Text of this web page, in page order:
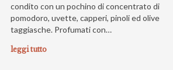
condito con un pochino di concentrato di
pomodoro, uvette, capperi, pinoli ed olive
taggiasche. Profumati con…
leggi tutto